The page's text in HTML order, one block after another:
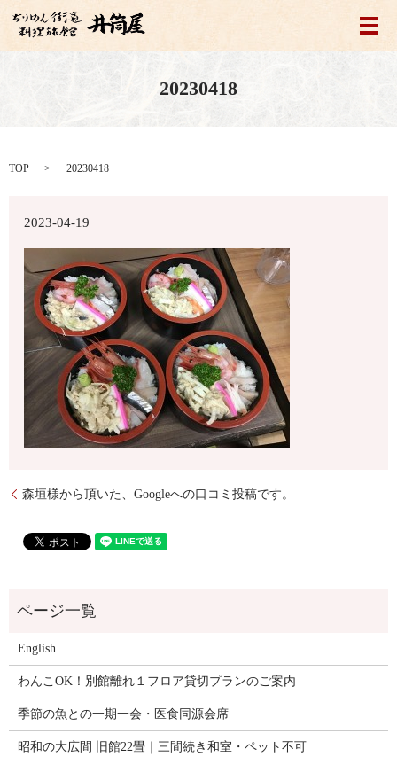
メ
20230418
TOP 20230418
2023-04-19
森垣様から頂いた、Googleへの口コミ投稿です。
English
わんこOK！別館離れ１フロア貸切プランのご案内
季節の魚との一期一会・医食同源会席
昭和の大広間 旧館22畳｜三間続き和室・ペット不可